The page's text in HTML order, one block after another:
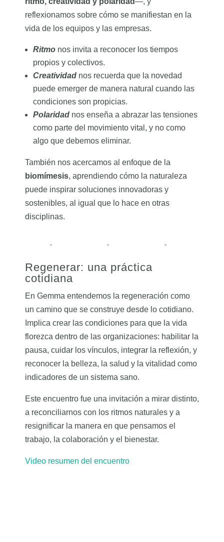
reflexionamos sobre cómo se manifiestan en la
vida de los equipos y las empresas.
Ritmonos invita a reconocer los tiempos
propios y colectivos.
Creatividad nos recuerda que la novedad
puede emerger de manera natural cuando las
condiciones son propicias.
Polaridadnos enseña a abrazar las tensiones
como parte del movimiento vital, y no como
algo que debemos eliminar.
También nos acercamos al enfoque de la
biomímesis, aprendiendo cómo la naturaleza
puede inspirar soluciones innovadoras y
sostenibles, al igual que lo hace en otras
disciplinas.
Regenerar: una práctica
cotidiana
En Gemma entendemos la regeneración como
un camino que se construye desde lo cotidiano.
Implica crear las condiciones para que la vida
florezca dentro de las organizaciones: habilitar la
pausa, cuidar los vínculos, integrar la reflexión, y
reconocer la belleza, la salud y la vitalidad como
indicadores de un sistema sano.
Este encuentro fue una invitación a mirar distinto,
a reconciliarnos con los ritmos naturales y a
resignificar la manera en que pensamos el
trabajo, la colaboración y el bienestar.
Video resumen del encuentro